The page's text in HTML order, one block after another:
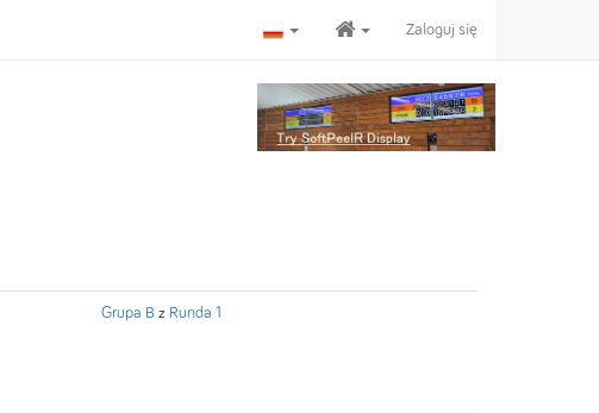
Zaloguj się
Grupa B z Runda 1